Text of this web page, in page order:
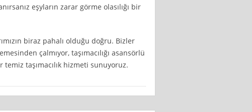
eşyların zarar görme olasılığı bir
biraz pahalı olduğu doğru. Bizler
çalmıyor, taşımacılığı asansörlü
taşımacılık hizmeti sunuyoruz.